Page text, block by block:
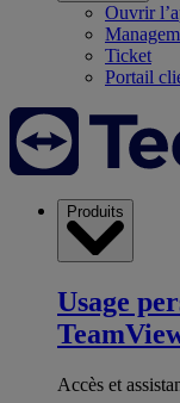
Ouvrir
Ticket
Portail
Produits
Usage
Accès et